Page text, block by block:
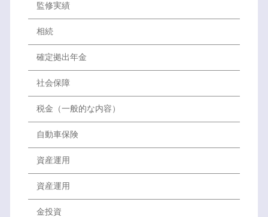
監修実績
相続
確定拠出年金
社会保障
税金（一般的な内容）
自動車保険
資産運用
資産運用
金投資